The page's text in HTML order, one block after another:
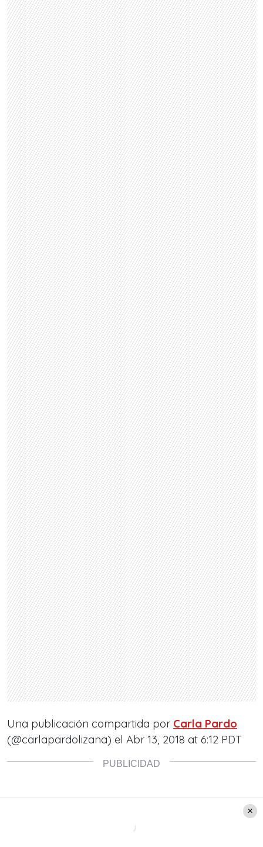
Una publicación compartida por Carla Pardo
(@carlapardolizana) el Abr 13, 2018 at 6:12 PDT